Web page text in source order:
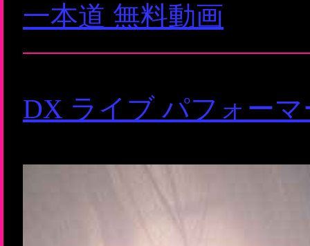
一本道 無料動画
DX ライブ パフォー